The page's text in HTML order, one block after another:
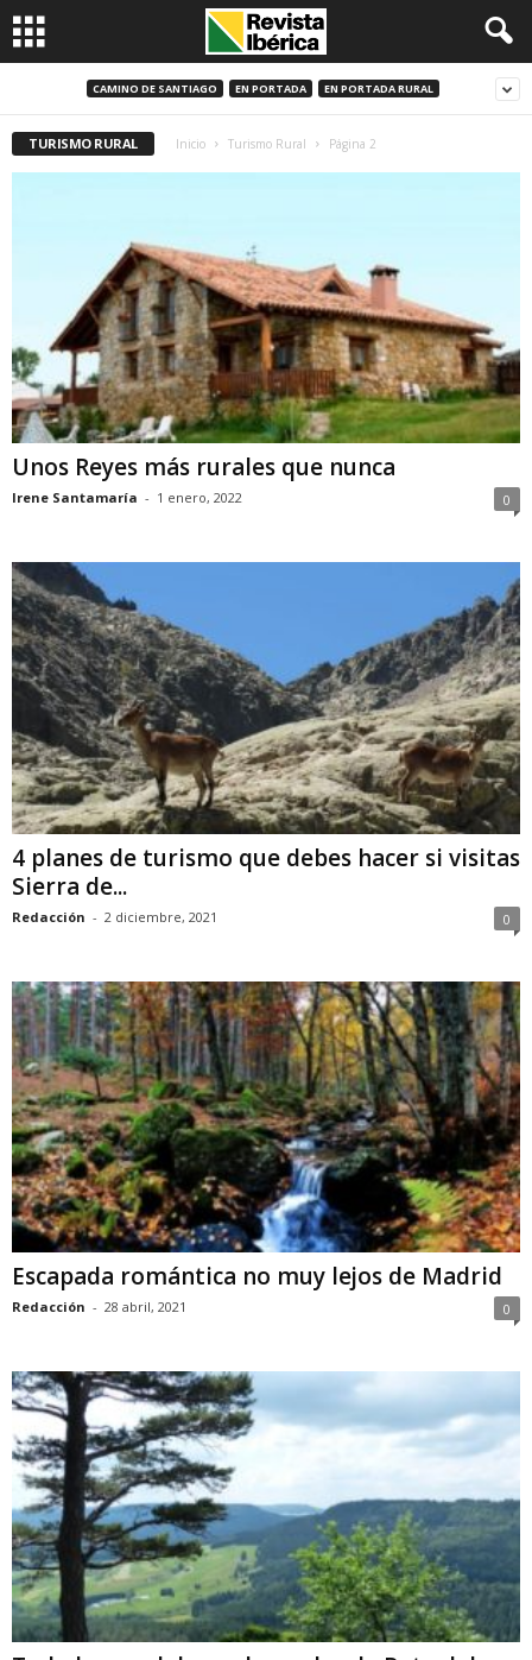
CAMINO DE SANTIAGO EN PORTADA EN PORTADA RURAL
TURISMO RURAL Inicio Turismo Rural Página 2
Unos Reyes más rurales que nunca
Irene Santamaría - 1 enero, 2022 0
4 planes de turismo que debes hacer si visitas
Sierra de...
Redacción - 2 diciembre, 2021 0
Escapada romántica no muy lejos de Madrid
Redacción - 28 abril, 2021 0